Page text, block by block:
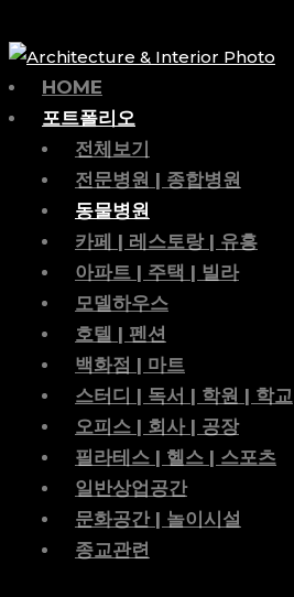
HOME
포트폴리오
전체보기
전문병원 | 종합병원
동물병원
카페 | 레스토랑 | 유흥
아파트 | 주택 | 빌라
모델하우스
호텔 | 펜션
백화점 | 마트
스터디 | 독서 | 학원 | 학교
오피스 | 회사 | 공장
필라테스 | 헬스 | 스포츠
일반상업공간
문화공간 | 놀이시설
종교관련